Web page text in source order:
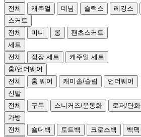
전체
캐주얼 데님 슬랙스 레깅스
스커트
전체
미니 롱
팬츠스커트
세트
전체
정장 세트
캐주얼 세트
홈/언더웨어
전체
홈 웨어 캐미솔/슬립
언더웨어
신발
전체
구두 스니커즈/운동화 로퍼/단화
가방
전체
숄더백 토트백 크로스백 백팩